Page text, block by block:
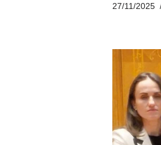
27/11/2025